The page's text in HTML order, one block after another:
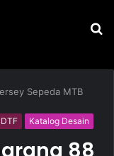
Sepeda MTB
Katalog Desain